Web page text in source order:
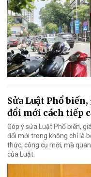
Sửa Luật Phổ
đổi mới cách tiếp
Góp ý sửa Luật Phổ biến,
đổi mới trong không chỉ là
thức, công cụ mới, mà
của Luật.